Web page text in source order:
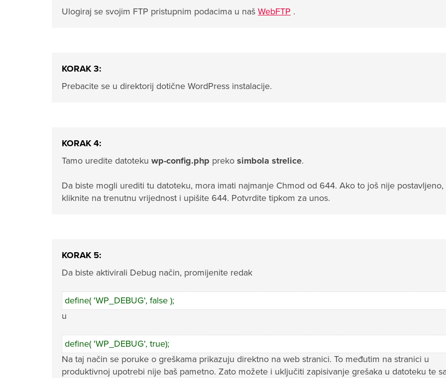
Ulogiraj se svojim FTP pristupnim podacima u naš WebFTP .
KORAK 3:
Prebacite se u direktorij dotične WordPress instalacije.
KORAK 4:
Tamo uredite datoteku wp-config.php preko simbola strelice.
Da biste mogli urediti tu datoteku, mora imati najmanje Chmod od 644. Ako to još nije postavljeno,
kliknite na trenutnu vrijednost i upišite 644. Potvrdite tipkom za unos.
KORAK 5:
Da biste aktivirali Debug način, promijenite redak
define( 'WP_DEBUG', false );
u
define( 'WP_DEBUG', true);
Na taj način se poruke o greškama prikazuju direktno na web stranici. To međutim na stranici u
produktivnoj upotrebi nije baš pametno. Zato možete i uključiti zapisivanje grešaka u datoteku te